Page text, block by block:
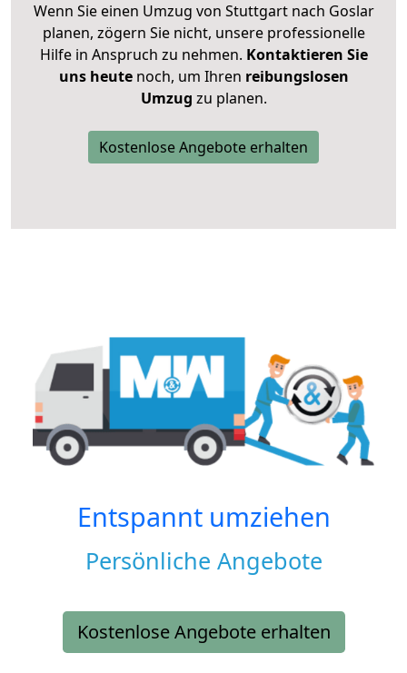
Wenn Sie einen Umzug von Stuttgart nach Goslar
planen, zögern Sie nicht, unsere professionelle
Hilfe in Anspruch zu nehmen. Kontaktieren Sie
uns heutenoch, um Ihren reibungslosen
Umzug zu planen.
Kostenlose Angebote erhalten
Entspannt umziehen
Persönliche Angebote
Kostenlose Angebote erhalten